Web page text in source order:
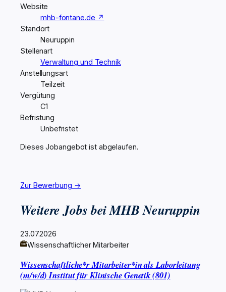
Website
mhb-fontane.de ↗
Standort
Neuruppin
Stellenart
Verwaltung und Technik
Anstellungsart
Teilzeit
Vergütung
C1
Befristung
Unbefristet
Dieses Jobangebot ist abgelaufen.
Zur Bewerbung →
Weitere Jobs bei MHB Neuruppin
23.07.2026
Wissenschaftlicher Mitarbeiter
Wissenschaftliche*r Mitarbeiter*in als Laborleitung
(m/w/d) Institut für Klinische Genetik (801)